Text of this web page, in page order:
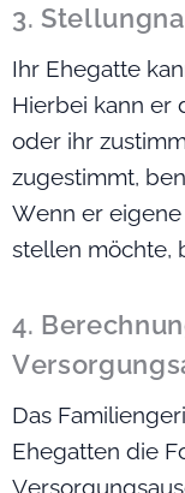
3.
Ihr Ehegatte
Hierbei kann er
oder ihr
zugestimmt,
Wenn er
stellen möchte,
4.
Das
Ehegatten die